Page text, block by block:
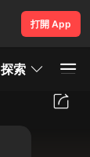
打開 App
探索